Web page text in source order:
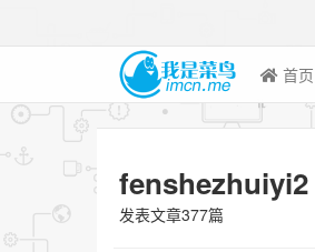
首页
fenshezhuiyi2
发表文章377篇